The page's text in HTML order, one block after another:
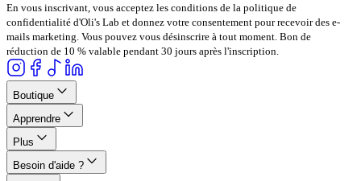
En vous inscrivant, vous acceptez les conditions de la politique de
confidentialité d'Oli's Lab et donnez votre consentement pour recevoir des e-
mails marketing. Vous pouvez vous désinscrire à tout moment. Bon de
réduction de 10 % valable pendant 30 jours après l'inscription.
Boutique
Apprendre
Plus
Besoin d'aide ?